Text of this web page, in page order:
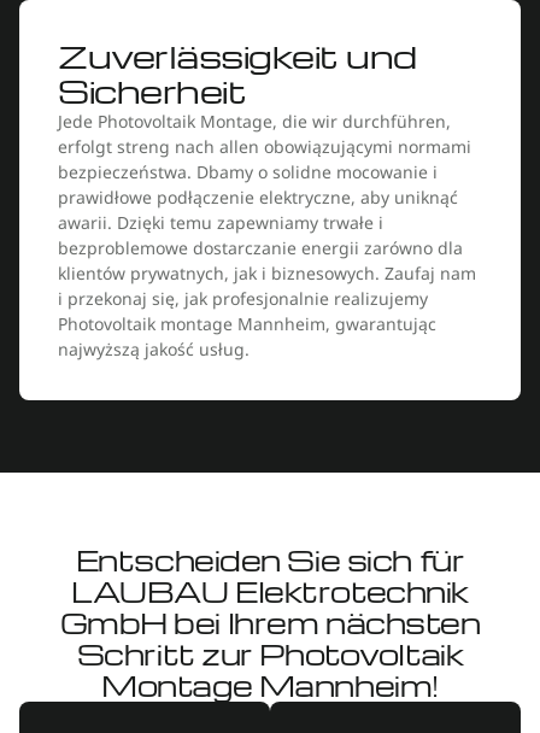
Zuverlässigkeit und
Sicherheit
Jede Photovoltaik Montage, die wir durchführen,
erfolgt streng nach allen obowiązującymi normami
bezpieczeństwa. Dbamy o solidne mocowanie i
prawidłowe podłączenie elektryczne, aby uniknąć
awarii. Dzięki temu zapewniamy trwałe i
bezproblemowe dostarczanie energii zarówno dla
klientów prywatnych, jak i biznesowych. Zaufaj nam
i przekonaj się, jak profesjonalnie realizujemy
Photovoltaik montage Mannheim, gwarantując
najwyższą jakość usług.
Entscheiden Sie sich für
LAUBAU Elektrotechnik
GmbH bei Ihrem nächsten
Schritt zur Photovoltaik
Montage Mannheim!